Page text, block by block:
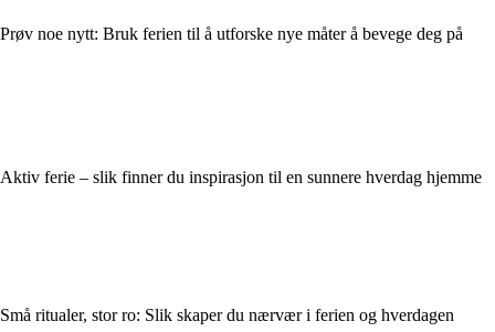
Prøv noe nytt: Bruk ferien til å utforske nye måter å bevege deg på
Aktiv ferie – slik finner du inspirasjon til en sunnere hverdag hjemme
Små ritualer, stor ro: Slik skaper du nærvær i ferien og hverdagen